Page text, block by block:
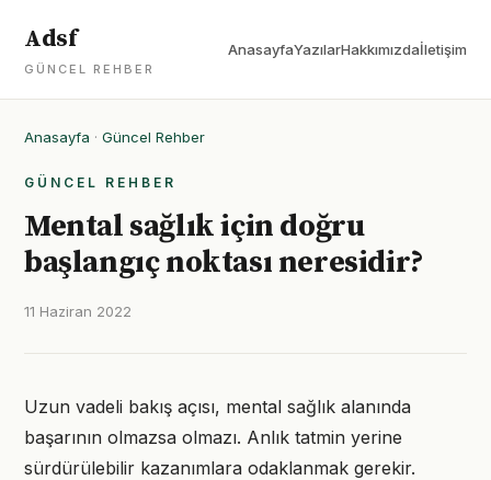
Adsf
GÜNCEL REHBER
AnasayfaYazılarHakkımızdaİletişim
Anasayfa · Güncel Rehber
GÜNCEL REHBER
Mental sağlık için doğru
başlangıç noktası neresidir?
11 Haziran 2022
Uzun vadeli bakış açısı, mental sağlık alanında
başarının olmazsa olmazı. Anlık tatmin yerine
sürdürülebilir kazanımlara odaklanmak gerekir.